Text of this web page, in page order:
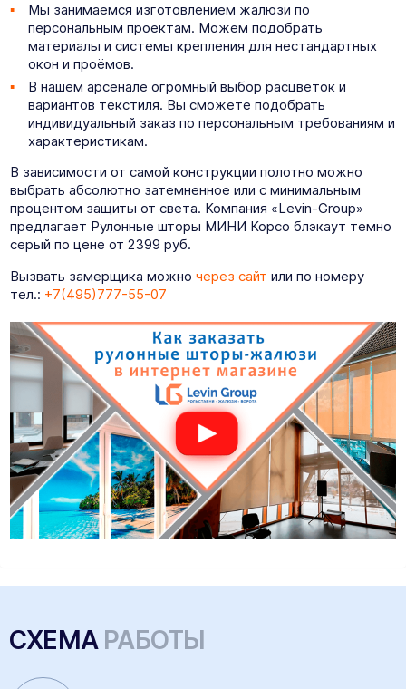
Мы занимаемся изготовлением жалюзи по
персональным проектам. Можем подобрать
материалы и системы крепления для нестандартных
окон и проёмов.
В нашем арсенале огромный выбор расцветок и
вариантов текстиля. Вы сможете подобрать
индивидуальный заказ по персональным требованиям и
характеристикам.
В зависимости от самой конструкции полотно можно
выбрать абсолютно затемненное или с минимальным
процентом защиты от света. Компания «Levin-Group»
предлагает Рулонные шторы МИНИ Корсо блэкаут темно
серый по цене от 2399 руб.
Вызвать замерщика можно через сайт или по номеру
тел.: +7(495)777-55-07
СХЕМА РАБОТЫ